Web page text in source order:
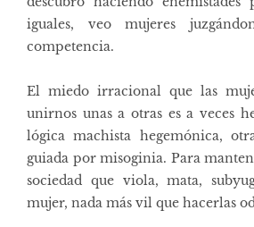
iguales, veo mujeres
competencia.
El miedo irracional que las
unirnos unas a otras es a veces
lógica machista hegemónica,
guiada por misoginia. Para
sociedad que viola, mata,
mujer, nada más vil que hacerlas